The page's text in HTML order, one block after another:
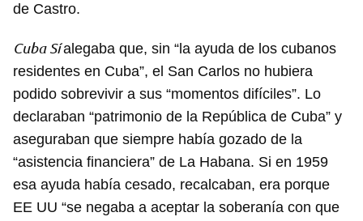
de Castro.
Cuba Síalegaba que, sin “la ayuda de los cubanos
residentes en Cuba”, el San Carlos no hubiera
podido sobrevivir a sus “momentos difíciles”. Lo
declaraban “patrimonio de la República de Cuba” y
aseguraban que siempre había gozado de la
“asistencia financiera” de La Habana. Si en 1959
esa ayuda había cesado, recalcaban, era porque
EE UU “se negaba a aceptar la soberanía con que